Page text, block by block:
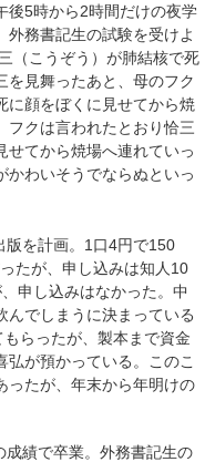
後5時から2時間だけの夜学
外務書記生の試験を受けよ
（こうぞう）が肺結核で死
を見舞ったあと、母のフク
に顔をぼくに見せてから焼
フクは言われたとおり恰三
せてから焼場へ連れていっ
かわいそうでならぬといっ
版を計画。1口4円で150
たが、申し込みは知人10
申し込みはなかった。中
んでしまうに決まっている
らったが、製本まで資金
が預かっている。このこ
ったが、年末から年明けの
成績で卒業。外務書記生の